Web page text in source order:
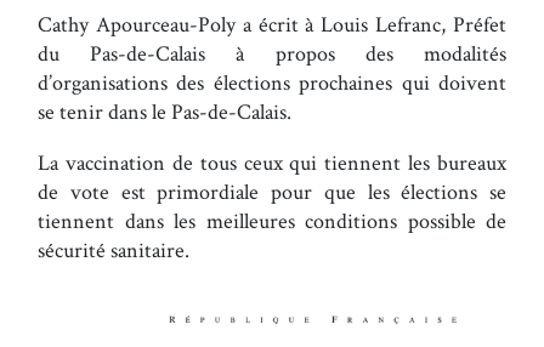
Cathy Apourceau-Poly a écrit à Louis Lefranc, Préfet
du Pas-de-Calais à propos des modalités
d’organisations des élections prochaines qui doivent
se tenir dans le Pas-de-Calais.
La vaccination de tous ceux qui tiennent les bureaux
de vote est primordiale pour que les élections se
tiennent dans les meilleures conditions possible de
sécurité sanitaire.